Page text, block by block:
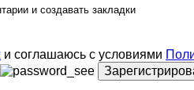
и создавать закладки
и соглашаюсь с условиями